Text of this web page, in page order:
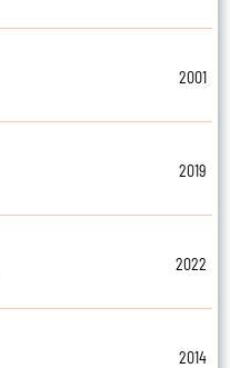
2001
2019
2022
2014